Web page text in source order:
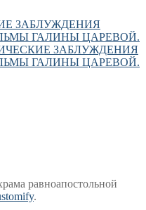
ЗАБЛУЖДЕНИЯ
ГАЛИНЫ ЦАРЕВОЙ.
ЗАБЛУЖДЕНИЯ
ГАЛИНЫ ЦАРЕВОЙ.
равноапостольной
.